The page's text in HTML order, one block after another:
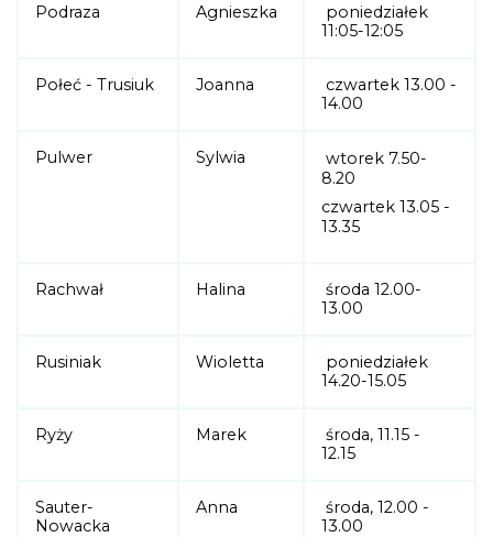
Podraza Agnieszka
poniedziałek
11:05-12:05
Połeć - Trusiuk Joanna
czwartek 13.00 -
14.00
Pulwer Sylwia
wtorek 7.50-
8.20
czwartek 13.05 -
13.35
Rachwał Halina
środa 12.00-
13.00
Rusiniak Wioletta
poniedziałek
14.20-15.05
Ryży Marek
środa, 11.15 -
12.15
Sauter-
Nowacka
Anna
środa, 12.00 -
13.00